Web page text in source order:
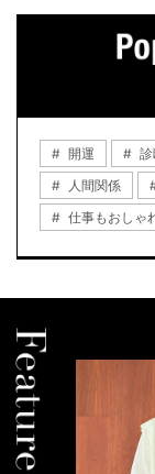
開運
人間関係
仕事もおしゃ